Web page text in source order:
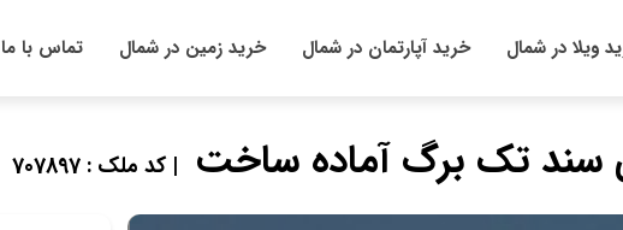
ویلا در شمال خرید آپارتمان در شمال خرید زمین در شمال تماس با ما
سند تک برگ آماده ساخت | کد ملک : 707897